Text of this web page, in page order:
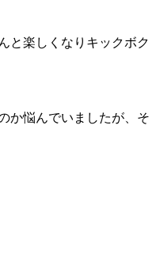
と楽しくなりキックボク
か悩んでいましたが、そ